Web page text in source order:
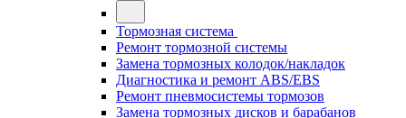
Тормозная система
Ремонт тормозной системы
Замена тормозных колодок/накладок
Диагностика и ремонт ABS/EBS
Ремонт пневмосистемы тормозов
Замена тормозных дисков и барабанов